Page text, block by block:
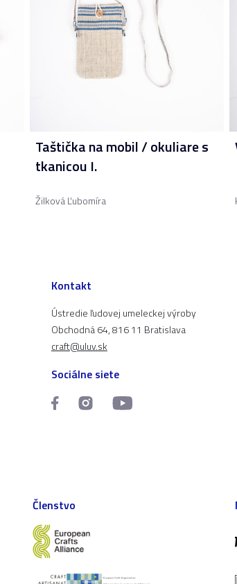
Taštička na mobil / okuliare s
tkanicou I.
Žilková Ľubomíra
Kontakt
Ústredie ľudovej umeleckej výroby
Obchodná 64, 816 11 Bratislava
craft@uluv.sk
Sociálne siete
Členstvo